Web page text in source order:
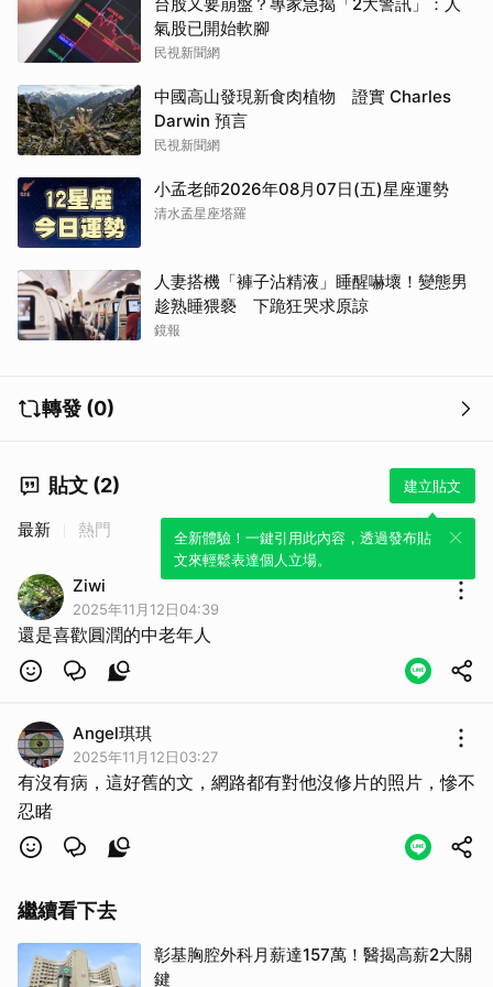
氣股已開始軟腳
民視新聞網
中國高山發現新食肉植物 證實 Charles
Darwin 預言
民視新聞網
小孟老師2026年08月07日(五)星座運勢
清水孟星座塔羅
人妻搭機「褲子沾精液」睡醒嚇壞！變態男
趁熟睡猥褻 下跪狂哭求原諒
鏡報
轉發 (0)
貼文 (2) 建立貼文
全新體驗！一鍵引用此內容，透過發布貼
文來輕鬆表達個人立場。
最新 熱門
Ziwi
2025年11月12日04:39
還是喜歡圓潤的中老年人
Angel琪琪
2025年11月12日03:27
有沒有病，這好舊的文，網路都有對他沒修片的照片，慘不
忍睹
繼續看下去
彰基胸腔外科月薪達157萬！醫揭高薪2大關
鍵
取消